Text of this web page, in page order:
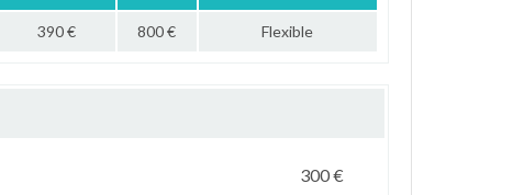
390 € 800 € Flexible
300 €